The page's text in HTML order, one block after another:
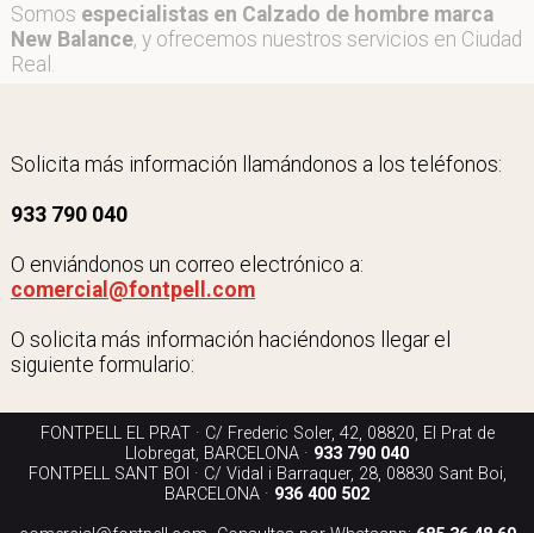
Somos especialistas en Calzado de hombre marca
New Balance, y ofrecemos nuestros servicios en Ciudad
Real.
Solicita más información llamándonos a los teléfonos:
933 790 040
O enviándonos un correo electrónico a:
comercial@fontpell.com
O solicita más información haciéndonos llegar el
siguiente formulario:
FONTPELL EL PRAT · C/ Frederic Soler, 42, 08820, El Prat de
Llobregat, BARCELONA · 933 790 040
FONTPELL SANT BOI · C/ Vidal i Barraquer, 28, 08830 Sant Boi,
BARCELONA · 936 400 502